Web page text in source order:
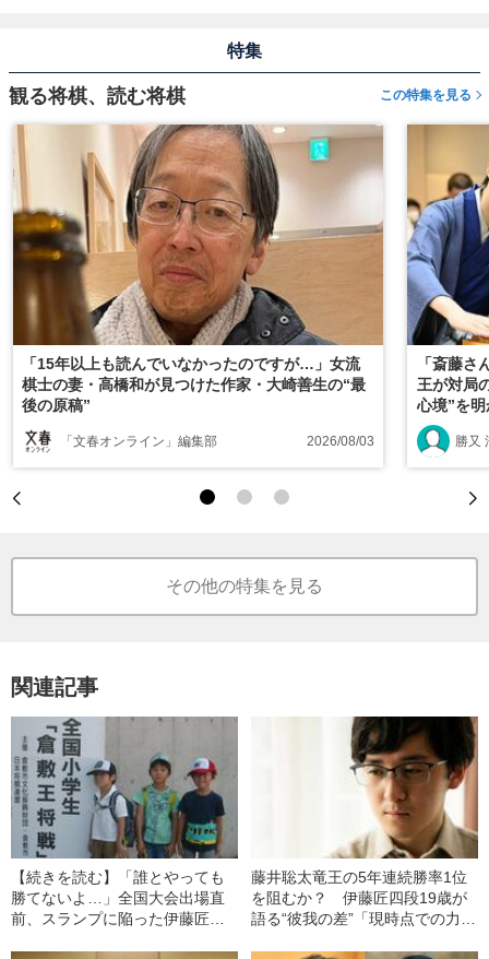
特集
観る将棋、読む将棋 この特集を見る
「15年以上も読んでいなかったのですが…」女流
棋士の妻・高橋和が見つけた作家・大崎善生の“最
後の原稿”
「文春オンライン」編集部 2026/08/03
「斎藤
王が対局
心境”を
勝又
その他の特集を見る
関連記事
【続きを読む】「誰とやっても
勝てないよ…」全国大会出場直
前、スランプに陥った伊藤匠少
藤井聡太竜王の5年連続勝率1位
を阻むか？ 伊藤匠四段19歳が
語る“彼我の差”「現時点での力の